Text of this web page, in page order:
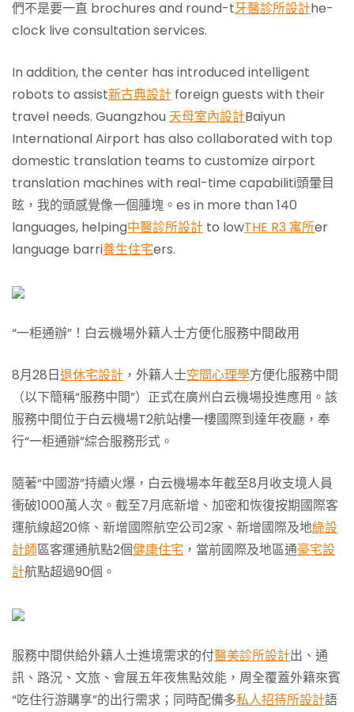
們不是要一直 brochures and round-t牙醫診所設計he-
clock live consultation services.
In addition, the center has introduced intelligent
robots to assist新古典設計 foreign guests with their
travel needs. Guangzhou 天母室內設計Baiyun
International Airport has also collaborated with top
domestic translation teams to customize airport
translation machines with real-time capabiliti頭暈目
眩，我的頭感覺像一個腫塊。es in more than 140
languages, helping中醫診所設計 to lowTHE R3 寓所er
language barri養生住宅ers.
“一柜通辦”！白云機場外籍人士方便化服務中間啟用
8月28日退休宅設計 ，外籍人士空間心理學方便化服務中間
（以下簡稱“服務中間”）正式在廣州白云機場投進應用。該
服務中間位于白云機場T2航站樓一樓國際到達年夜廳，奉
行“一柜通辦”綜合服務形式。
隨著“中國游”持續火爆，白云機場本年截至8月收支境人員
衝破1000萬人次。截至7月底新增、加密和恢復按期國際客
運航線超20條、新增國際航空公司2家、新增國際及地綠設
計師區客運通航點2個健康住宅 ，當前國際及地區通豪宅設
計航點超過90個。
服務中間供給外籍人士進境需求的付醫美診所設計出、通
訊、路況、文旅、會展五年夜焦點效能，周全覆蓋外籍來賓
“吃住行游購享”的出行需求；同時配備多私人招待所設計語